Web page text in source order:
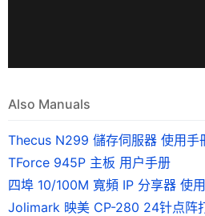
Also Manuals
Thecus N299 儲存伺服器 使用手
TForce 945P 主板 用户手册
四埠 10/100M 寬頻 IP 分享器 使
Jolimark 映美 CP-280 24针点阵